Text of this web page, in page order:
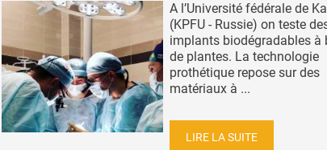
A l’Université fédérale de
(KPFU - Russie) on teste
implants biodégradables à
de plantes. La technologie
prothétique repose sur des
matériaux à ...
LIRE LA SUITE